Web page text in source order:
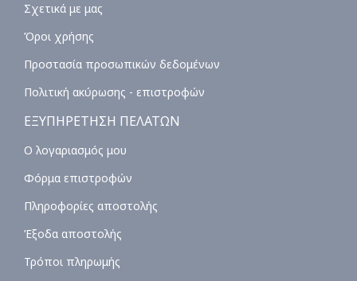
Σχετικά με μας
Όροι χρήσης
Προστασία προσωπικών δεδομένων
Πολιτική ακύρωσης - επιστροφών
ΕΞΥΠΗΡΕΤΗΣΗ ΠΕΛΑΤΩΝ
Ο λογαριασμός μου
Φόρμα επιστροφών
Πληροφορίες αποστολής
Έξοδα αποστολής
Τρόποι πληρωμής